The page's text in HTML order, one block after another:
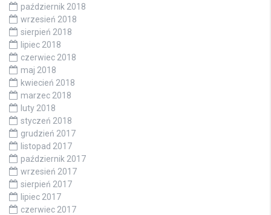
październik 2018
wrzesień 2018
sierpień 2018
lipiec 2018
czerwiec 2018
maj 2018
kwiecień 2018
marzec 2018
luty 2018
styczeń 2018
grudzień 2017
listopad 2017
październik 2017
wrzesień 2017
sierpień 2017
lipiec 2017
czerwiec 2017